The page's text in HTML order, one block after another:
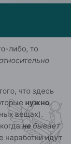
либо, то
что здесь
нужно
вещах).
небывает
наработки идут